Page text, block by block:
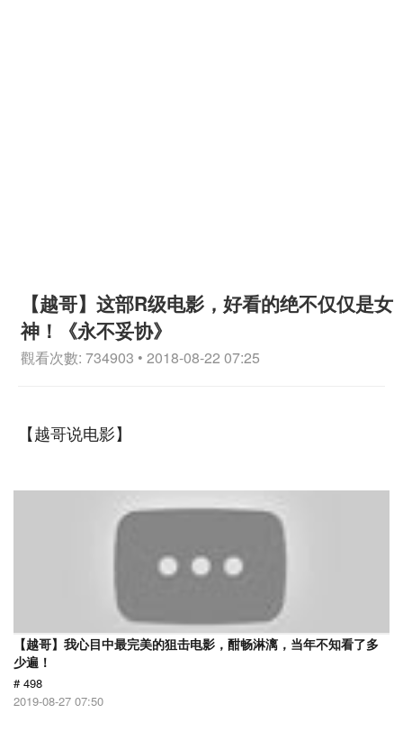
【越哥】这部R级电影，好看的绝不仅仅是女
神！《永不妥协》
觀看次數: 734903 • 2018-08-22 07:25
【越哥说电影】
【越哥】我心目中最完美的狙击电影，酣畅淋漓，当年不知看了多
少遍！
# 498
2019-08-27 07:50